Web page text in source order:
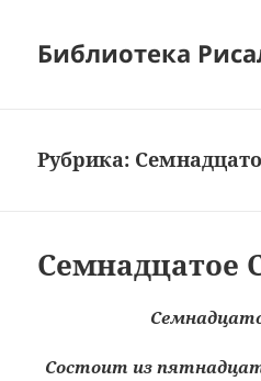
Библиотека
Рубрика:
Семнадцатое
Состоит из